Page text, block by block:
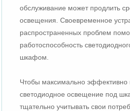
обслуживание может продлить
освещения. Своевременное
распространенных проблем
работоспособность
шкафом.
Чтобы максимально эффективно
светодиодное освещение под
тщательно учитывать свои